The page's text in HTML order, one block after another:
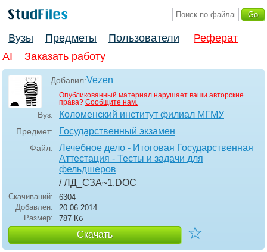
Вузы Предметы Пользователи
Реферат
AI
Заказать работу
Добавил:Vezen
Опубликованный материал нарушает ваши авторские
права? Сообщите нам.
Вуз: Коломенский институт филиал МГМУ
Предмет: Государственный экзамен
Файл:
Лечебное дело - Итоговая Государственная
Аттестация - Тесты и задачи для
фельдшеров
/ ЛД_СЗА~1.DOC
Скачиваний:
6304
Добавлен:
20.06.2014
Размер:
787 Кб
Скачать ☆